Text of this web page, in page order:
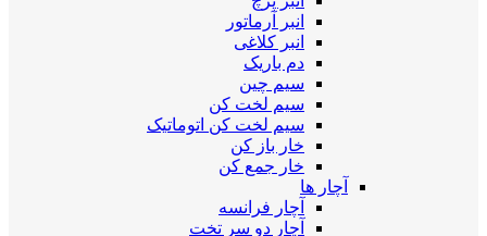
انبر آرماتور
انبر کلاغی
دم باریک
سیم چین
سیم لخت کن
سیم لخت کن اتوماتیک
خار باز کن
خار جمع کن
آچار ها
آچار فرانسه
آچار دو سر تخت